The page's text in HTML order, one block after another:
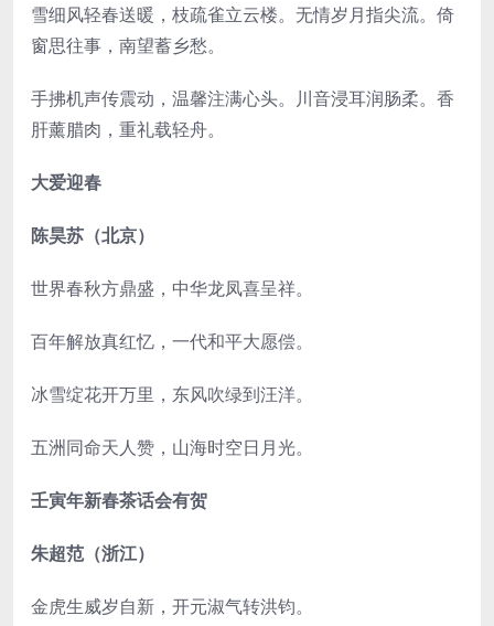
雪细风轻春送暖，枝疏雀立云楼。无情岁月指尖流。倚
窗思往事，南望蓄乡愁。
手拂机声传震动，温馨注满心头。川音浸耳润肠柔。香
肝薰腊肉，重礼载轻舟。
大爱迎春
陈昊苏（北京）
世界春秋方鼎盛，中华龙凤喜呈祥。
百年解放真红忆，一代和平大愿偿。
冰雪绽花开万里，东风吹绿到汪洋。
五洲同命天人赞，山海时空日月光。
壬寅年新春茶话会有贺
朱超范（浙江）
金虎生威岁自新，开元淑气转洪钧。